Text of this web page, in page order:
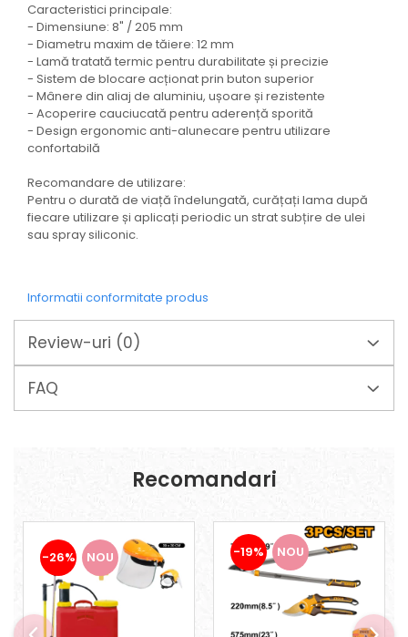
Ciocan
Clești
Dălți pentru Lemn
Menghine
Scule pentru Gresie și Sticlă
Scule pentru grădină
Suflantă frunze
Suporturi laptop
Tirbușoane și deschizătoare de
sticle
Trusă tubulare
Unelte pentru altoit
Unelte pentru grădină
Greble
Motoforeze și Burghie de Pământ
Caracteristici principale:
- Dimensiune: 8" / 205 mm
- Diametru maxim de tăiere: 12 mm
- Lamă tratată termic pentru durabilitate și precizie
- Sistem de blocare acționat prin buton superior
- Mânere din aliaj de aluminiu, ușoare și rezistente
- Acoperire cauciucată pentru aderență sporită
- Design ergonomic anti-alunecare pentru utilizare
confortabilă
Recomandare de utilizare:
Pentru o durată de viață îndelungată, curățați lama după
fiecare utilizare și aplicați periodic un strat subțire de ulei
sau spray siliconic.
Informatii conformitate produs
Review-uri (0)
FAQ
Recomandari
-26% NOU -19% NOU